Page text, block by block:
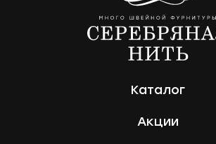
Каталог
Акции